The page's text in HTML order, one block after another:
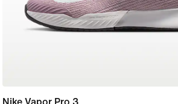
Nike Vapor Pro 3